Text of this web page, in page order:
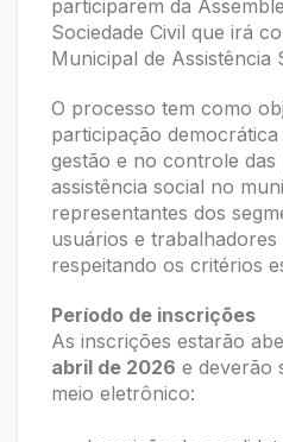
participarem da
Sociedade Civil que irá
Municipal de Assistência
O processo tem como
participação
gestão e no controle das
assistência social no
representantes dos
usuários e trabalhadores
respeitando os critérios
Período de inscrições
As inscrições estarão
abril de 2026 e deverão
meio eletrônico: